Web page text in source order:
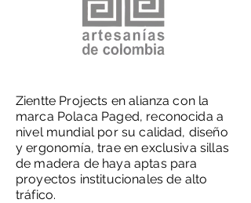
Zientte Projects en alianza con la
marca Polaca Paged, reconocida a
nivel mundial por su calidad, diseño
y ergonomía, trae en exclusiva sillas
de madera de haya aptas para
proyectos institucionales de alto
tráfico.